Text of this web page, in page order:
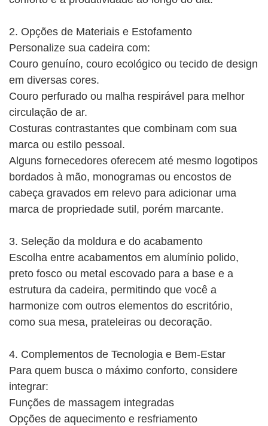
2. Opções de Materiais e Estofamento
Personalize sua cadeira com:
Couro genuíno, couro ecológico ou tecido de design
em diversas cores.
Couro perfurado ou malha respirável para melhor
circulação de ar.
Costuras contrastantes que combinam com sua
marca ou estilo pessoal.
Alguns fornecedores oferecem até mesmo logotipos
bordados à mão, monogramas ou encostos de
cabeça gravados em relevo para adicionar uma
marca de propriedade sutil, porém marcante.
3. Seleção da moldura e do acabamento
Escolha entre acabamentos em alumínio polido,
preto fosco ou metal escovado para a base e a
estrutura da cadeira, permitindo que você a
harmonize com outros elementos do escritório,
como sua mesa, prateleiras ou decoração.
4. Complementos de Tecnologia e Bem-Estar
Para quem busca o máximo conforto, considere
integrar:
Funções de massagem integradas
Opções de aquecimento e resfriamento